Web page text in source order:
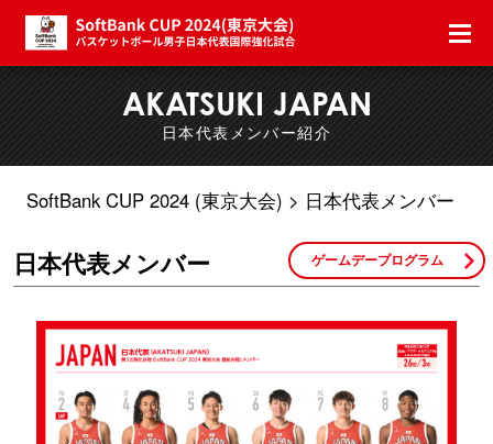
AKATSUKI JAPAN
日本代表メンバー紹介
SoftBank CUP 2024 (東京大会) 日本代表メンバー
日本代表メンバー ゲームデープログラム